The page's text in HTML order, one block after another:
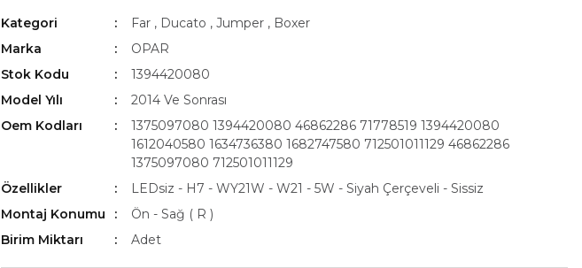
Kategori Far , Ducato , Jumper , Boxer
Marka
OPAR
Stok Kodu
1394420080
Model Yılı
2014 Ve Sonrası
Oem Kodları
1375097080 1394420080 46862286 71778519 1394420080
1612040580 1634736380 1682747580 712501011129 46862286
1375097080 712501011129
Özellikler
LEDsiz - H7 - WY21W - W21 - 5W - Siyah Çerçeveli - Sissiz
Montaj Konumu
Ön - Sağ ( R )
Birim Miktarı
Adet